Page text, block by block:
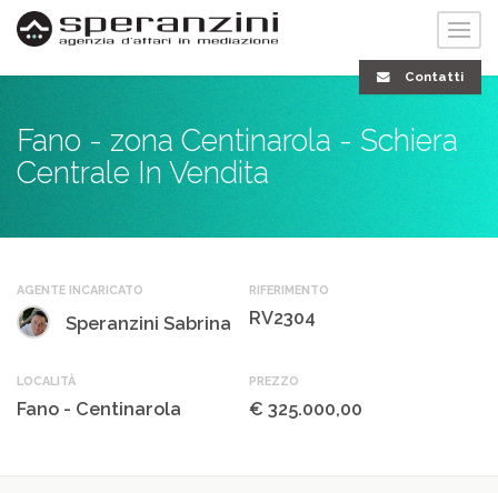
Contatti
Fano - zona Centinarola - Schiera
Centrale In Vendita
AGENTE INCARICATO
Speranzini Sabrina
RIFERIMENTO
RV2304
LOCALITÀ
Fano - Centinarola
PREZZO
€ 325.000,00